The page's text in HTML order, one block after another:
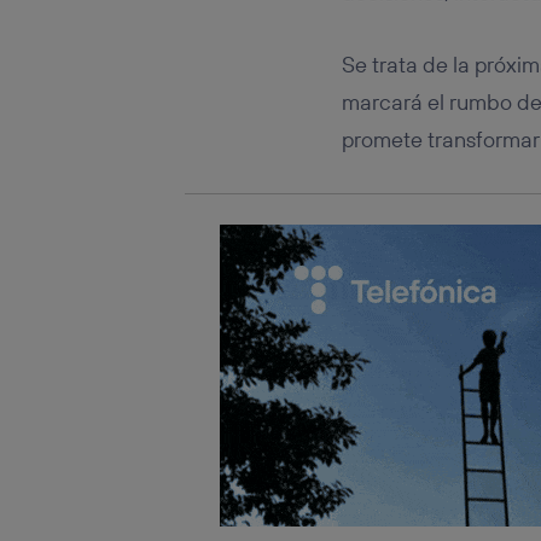
Se trata de la
marcará el rumbo
promete
Si